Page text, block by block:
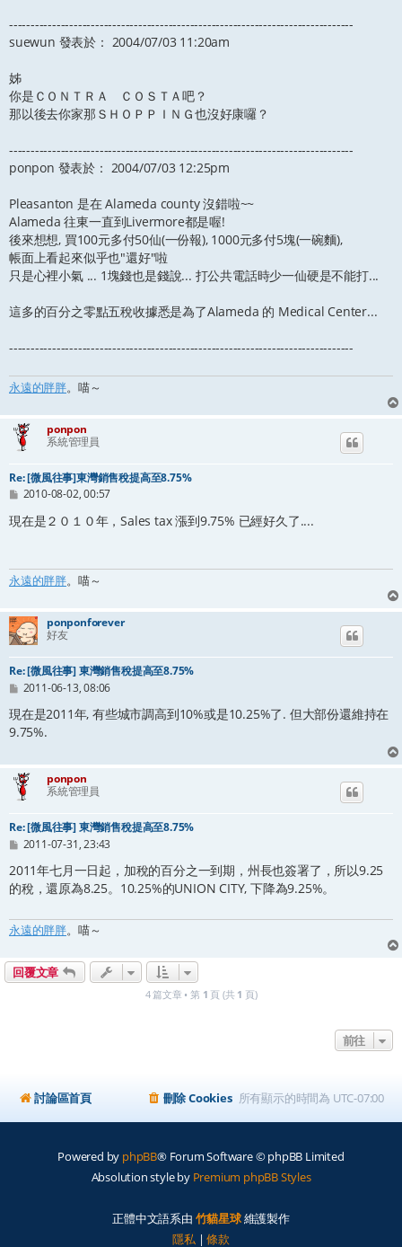
--------------------------------------------------------------------------------
suewun 發表於： 2004/07/03 11:20am
姊
你是ＣＯＮＴＲＡ ＣＯＳＴＡ吧？
那以後去你家那ＳＨＯＰＰＩＮＧ也沒好康囉？
--------------------------------------------------------------------------------
ponpon 發表於： 2004/07/03 12:25pm
Pleasanton 是在 Alameda county 沒錯啦~~
Alameda 往東一直到Livermore都是喔!
後來想想, 買100元多付50仙(一份報), 1000元多付5塊(一碗麵),
帳面上看起來似乎也"還好"啦
只是心裡小氣 ... 1塊錢也是錢說... 打公共電話時少一仙硬是不能打...
這多的百分之零點五稅收據悉是為了Alameda 的 Medical Center...
--------------------------------------------------------------------------------
永遠的胖胖。喵～
ponpon
系統管理員
Re: [微風往事]東灣銷售稅提高至8.75%
文
2010-08-02, 00:57
現在是２０１０年，Sales tax 漲到9.75% 已經好久了....
永遠的胖胖。喵～
ponponforever
好友
Re: [微風往事] 東灣銷售稅提高至8.75%
文
2011-06-13, 08:06
現在是2011年, 有些城市調高到10%或是10.25%了. 但大部份還維持在
9.75%.
ponpon
系統管理員
Re: [微風往事] 東灣銷售稅提高至8.75%
文
2011-07-31, 23:43
2011年七月一日起，加稅的百分之一到期，州長也簽署了，所以9.25
的稅，還原為8.25。10.25%的UNION CITY, 下降為9.25%。
永遠的胖胖。喵～
回覆文章
4 篇文章 • 第 1 頁 (共 1 頁)
前往
討論區首頁 所有顯示的時間為 UTC-07:00
刪除 Cookies
Powered by phpBB® Forum Software © phpBB Limited
Absolution style by Premium phpBB Styles
正體中文語系由 竹貓星球維護製作
隱私|條款